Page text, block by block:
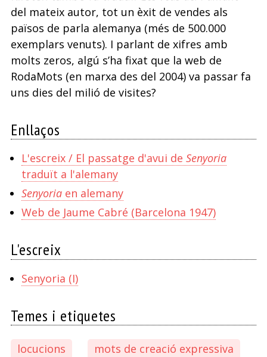
del mateix autor, tot un èxit de vendes als
països de parla alemanya (més de 500.000
exemplars venuts). I parlant de xifres amb
molts zeros, algú s’ha fixat que la web de
RodaMots (en marxa des del 2004) va passar fa
uns dies del milió de visites?
Enllaços
L'escreix / El passatge d'avui de Senyoria
traduït a l'alemany
Senyoriaen alemany
Web de Jaume Cabré (Barcelona 1947)
L'escreix
Senyoria (I)
Temes i etiquetes
locucions mots de creació expressiva